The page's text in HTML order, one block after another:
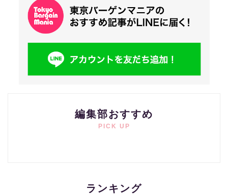
編集部おすすめ
PICK UP
ランキング